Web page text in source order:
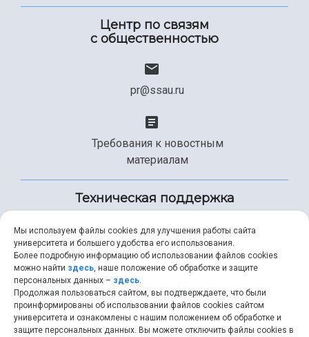
Центр по связям
с общественностью
pr@ssau.ru
Требования к новостным
материалам
Техническая поддержка
+7 (846) 267-49-99
help@ssau.ru
Мы используем файлы cookies для улучшения работы сайта
университета и большего удобства его использования.
Более подробную информацию об использовании файлов cookies
можно найти здесь, наше положение об обработке и защите
персональных данных – здесь.
Продолжая пользоваться сайтом, вы подтверждаете, что были
проинформированы об использовании файлов cookies сайтом
университета и ознакомлены с нашим положением об обработке и
защите персональных данных. Вы можете отключить файлы cookies в